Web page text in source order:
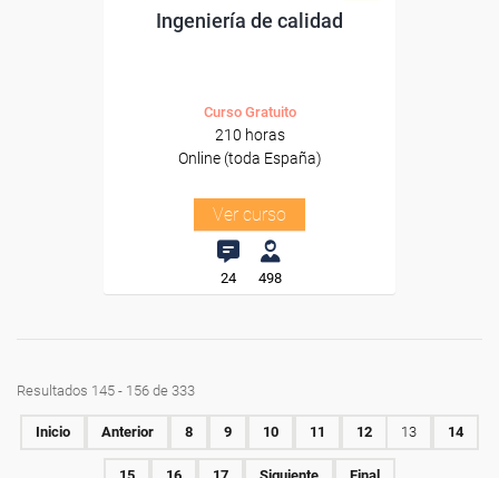
Ingeniería de calidad
Curso Gratuito
210 horas
Online (toda España)
Ver curso
24 498
Resultados 145 - 156 de 333
Inicio Anterior 8 9 10 11 12 13 14